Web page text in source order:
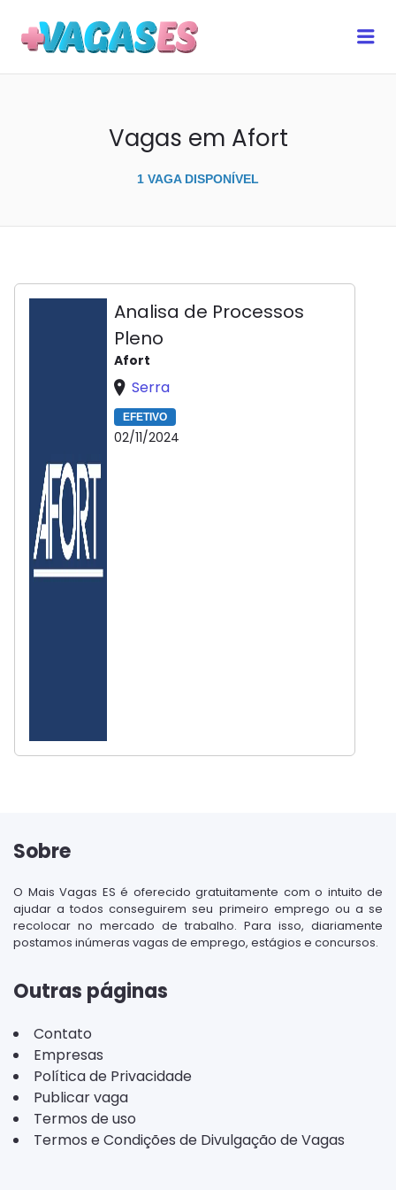
Vagas em Afort
1 VAGA DISPONÍVEL
Analisa de Processos
Pleno
Afort
Serra
EFETIVO
02/11/2024
Sobre
O Mais Vagas ES é oferecido gratuitamente com o intuito de
ajudar a todos conseguirem seu primeiro emprego ou a se
recolocar no mercado de trabalho. Para isso, diariamente
postamos inúmeras vagas de emprego, estágios e concursos.
Outras páginas
Contato
Empresas
Política de Privacidade
Publicar vaga
Termos de uso
Termos e Condições de Divulgação de Vagas